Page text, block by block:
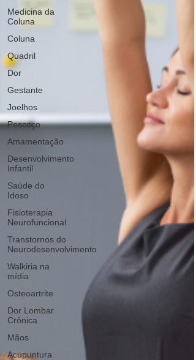
Medicina da
Coluna
Coluna
Quadril
Dor
Gestante
Joelhos
Pescoço
Amamentação
Desenvolvimento
Infantil
Saúde do
Idoso
Fisioterapia
Neurofuncional
Transtornos do
Neurodesenvolvimento
Walkiria na
mídia
Osteoartrite
Dor Lombar
Crônica
Mãos
Acupuntura